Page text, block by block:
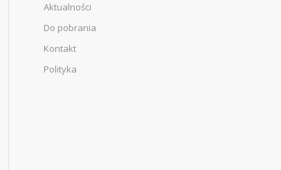
Aktualności
Do pobrania
Kontakt
Polityka